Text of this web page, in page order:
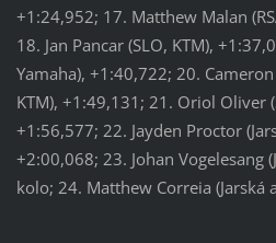
+1:24,952; 17. Matthew Malan
18. Jan Pancar (SLO, KTM),
Yamaha), +1:40,722; 20.
KTM), +1:49,131; 21. Oriol Oliver
+1:56,577; 22. Jayden Proctor
+2:00,068; 23. Johan Vogelesang
kolo; 24. Matthew Correia (Jarská